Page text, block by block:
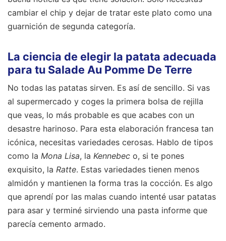
cambiar el chip y dejar de tratar este plato como una
guarnición de segunda categoría.
La ciencia de elegir la patata adecuada
para tu Salade Au Pomme De Terre
No todas las patatas sirven. Es así de sencillo. Si vas
al supermercado y coges la primera bolsa de rejilla
que veas, lo más probable es que acabes con un
desastre harinoso. Para esta elaboración francesa tan
icónica, necesitas variedades cerosas. Hablo de tipos
como la Mona Lisa, la Kennebec o, si te pones
exquisito, la Ratte. Estas variedades tienen menos
almidón y mantienen la forma tras la cocción. Es algo
que aprendí por las malas cuando intenté usar patatas
para asar y terminé sirviendo una pasta informe que
parecía cemento armado.